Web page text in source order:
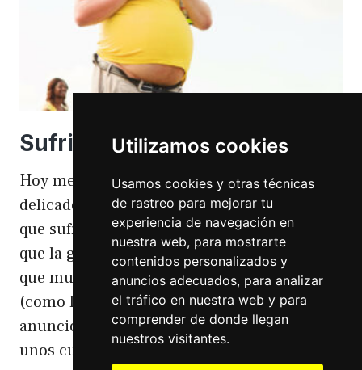
Utilizamos cookies
Usamos cookies y otras técnicas
de rastreo para mejorar tu
experiencia de navegación en
nuestra web, para mostrarte
contenidos personalizados y
anuncios adecuados, para analizar
el tráfico en nuestra web y para
comprender de donde llegan
nuestros visitantes.
Sufriendo la gordofobia
Hoy me apetece hablar de un temita
delicado. Hoy hablo de gordofobia. Una cosa
que sufro día si día también. Gordofobia Y es
que la gordofobia es algo que existe. Algo
que muchas personas sufrimos en silencio
(como las hemorroides, al igual que en el
anuncio). Nos están vendiendo siempre
unos cuerpos normativos y en…